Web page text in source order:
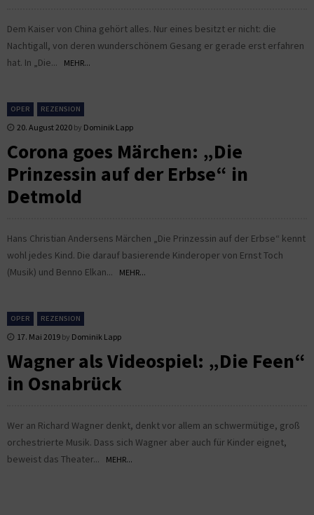
Dem Kaiser von China gehört alles. Nur eines besitzt er nicht: die
Nachtigall, von deren wunderschönem Gesang er gerade erst erfahren
hat. In „Die...
MEHR...
OPER REZENSION
20. August 2020 by Dominik Lapp
Corona goes Märchen: „Die
Prinzessin auf der Erbse“ in
Detmold
Hans Christian Andersens Märchen „Die Prinzessin auf der Erbse“ kennt
wohl jedes Kind. Die darauf basierende Kinderoper von Ernst Toch
(Musik) und Benno Elkan...
MEHR...
OPER REZENSION
17. Mai 2019 by Dominik Lapp
Wagner als Videospiel: „Die Feen“
in Osnabrück
Wer an Richard Wagner denkt, denkt vor allem an schwermütige, groß
orchestrierte Musik. Dass sich Wagner aber auch für Kinder eignet,
beweist das Theater...
MEHR...